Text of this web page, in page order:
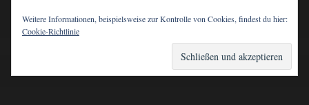
ANDERS NORÉN
Weitere Informationen, beispielsweise zur Kontrolle von Cookies, findest du hier:
Cookie-Richtlinie